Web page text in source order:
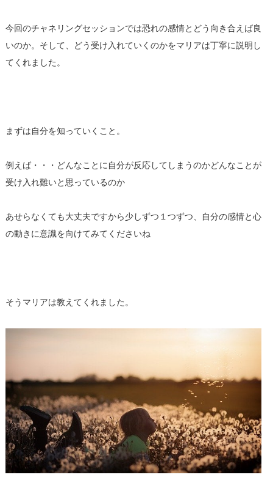
今回のチャネリングセッションでは恐れの感情とどう向き合えば良
いのか。そして、どう受け入れていくのかをマリアは丁寧に説明し
てくれました。
まずは自分を知っていくこと。
例えば・・・どんなことに自分が反応してしまうのかどんなことが
受け入れ難いと思っているのか
あせらなくても大丈夫ですから少しずつ１つずつ、自分の感情と心
の動きに意識を向けてみてくださいね
そうマリアは教えてくれました。